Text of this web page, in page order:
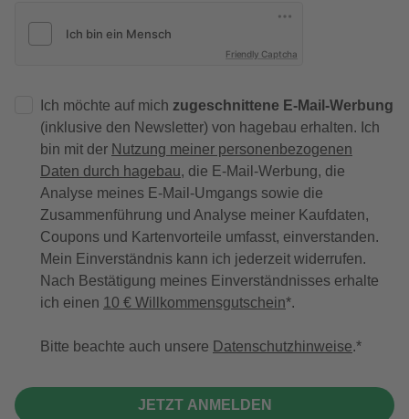
Friendly Captcha
Ich möchte auf mich zugeschnittene E-Mail-Werbung
(inklusive den Newsletter) von hagebau erhalten. Ich
bin mit der Nutzung meiner personenbezogenen
Daten durch hagebau, die E-Mail-Werbung, die
Analyse meines E-Mail-Umgangs sowie die
Zusammenführung und Analyse meiner Kaufdaten,
Coupons und Kartenvorteile umfasst, einverstanden.
Mein Einverständnis kann ich jederzeit widerrufen.
Nach Bestätigung meines Einverständnisses erhalte
ich einen 10 € Willkommensgutschein*.
Bitte beachte auch unsere Datenschutzhinweise.
JETZT ANMELDEN